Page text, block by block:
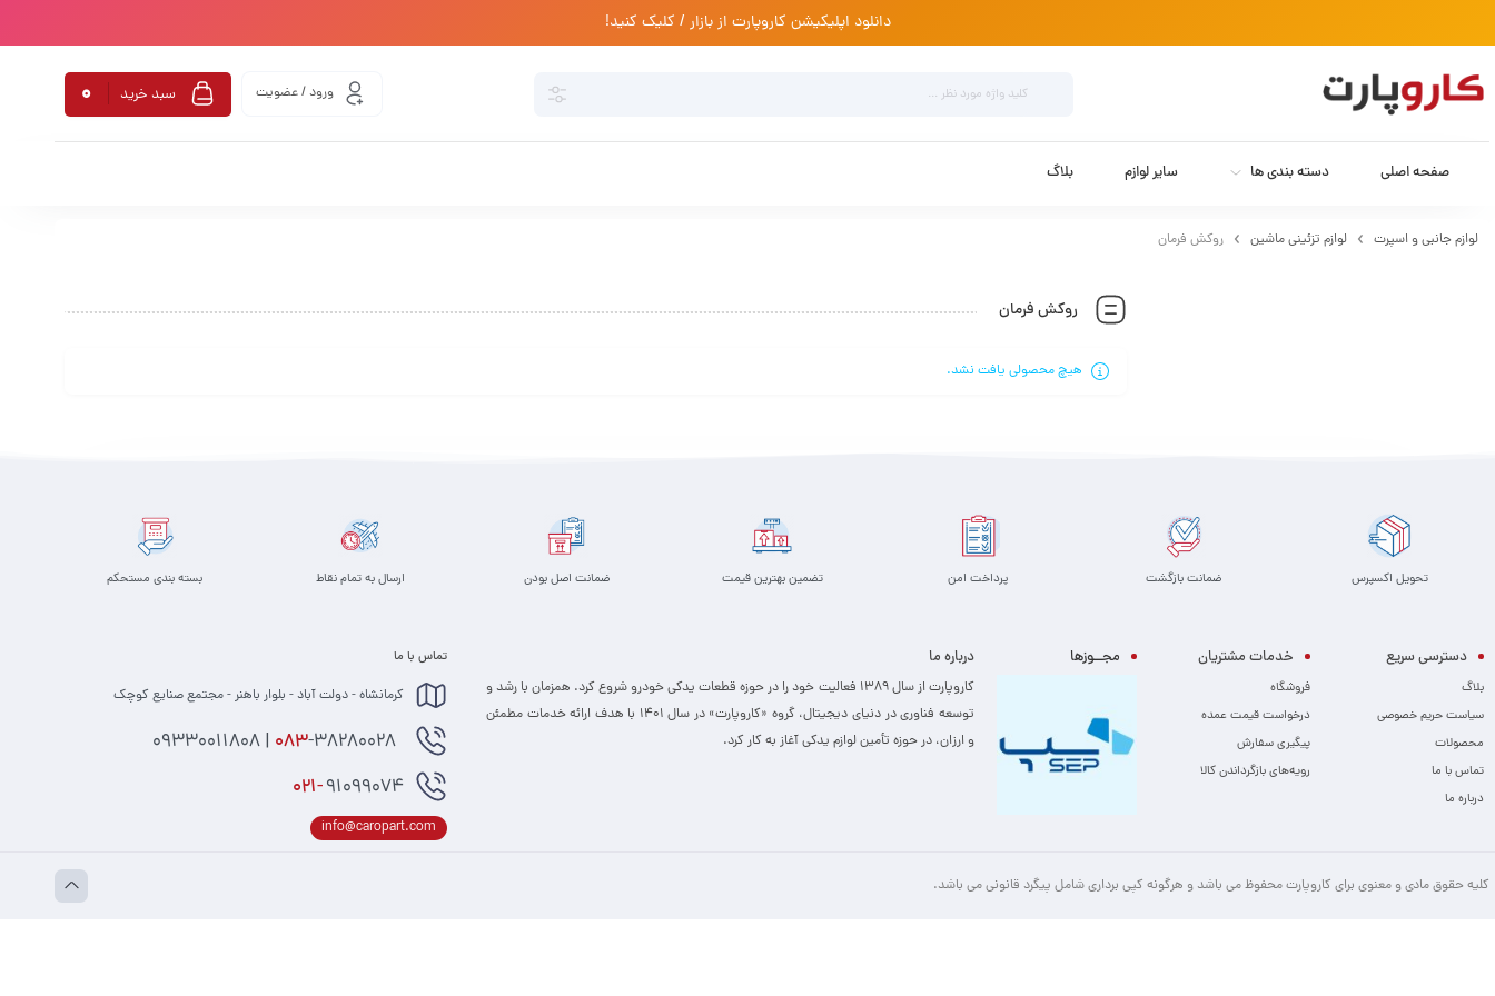
دانلود اپلیکیشن کاروپارت از بازار / کلیک کنید!
ورود / عضویت سبد خرید 0
صفحه اصلی دسته بندی ها سایر لوازم بلاگ
لوازم جانبی و اسپرت لوازم تزئینی ماشین روکش فرمان
روکش فرمان
هیچ محصولی یافت نشد.
تحویل اکسپرس ضمانت بازگشت پرداخت امن تضمین بهترین قیمت ضمانت اصل بودن ارسال به تمام نقاط بسته بندی مستحکم
دسترسی سریع
بلاگ
سیاست حریم خصوصی
محصولات
تماس با ما
درباره ما
خدمات مشتریان
فروشگاه
درخواست قیمت عمده
پیگیری سفارش
رویه‌های بازگرداندن کالا
مجــوزها درباره ما
کاروپارت از سال ۱۳۸۹ فعالیت خود را در حوزه قطعات یدکی خودرو شروع کرد. همزمان با رشد و
توسعه فناوری در دنیای دیجیتال، گروه «کاروپارت» در سال ۱۴۰۱ با هدف ارائه خدمات مطمئن
و ارزان، ­در حوزه تأمین لوازم یدکی آغاز به کار کرد.
تماس با ما
کرمانشاه - دولت آباد - بلوار باهنر - مجتمع صنایع کوچک
-38280028 | 09330011808
021-91099074
info@caropart.com
کلیه حقوق مادی و معنوی برای کاروپارت محفوظ می باشد و هرگونه کپی برداری شامل پیگرد قانونی می باشد.